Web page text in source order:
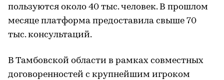
пользуются около 40 тыс. человек. В прошлом
месяце платформа предоставила свыше 70
тыс. консультаций.
В Тамбовской области в рамках совместных
договоренностей с крупнейшим игроком